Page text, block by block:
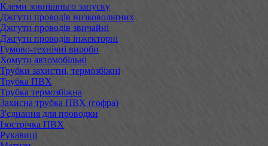
Клеми зовнішньго запуску
Джгути проводів низковольтних
Джгути проводів звичайні
Джгути проводів інжекторні
Гумово-технічні вироби
Хомути автомобільні
Трубки захистні, термозбіжні
Трубка ПВХ
Трубка термозбіжна
Захисна трубка ПВХ (гофра)
З'єднання для проводки
Ізострічка ПВХ
Рукавиці